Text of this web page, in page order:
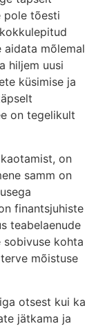
pole tõesti
aidata mõlemal
hiljem uusi
küsimise ja
on tegelikult
on
samm on
finantsjuhiste
teabelaenude
sobivuse kohta
mõistuse
otsest kui ka
jätkama ja